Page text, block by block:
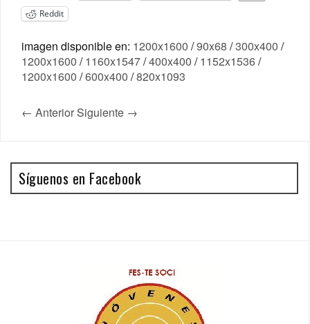
Reddit
imagen disponible en: 1200x1600 /90x68 /300x400 /
1200x1600 /1160x1547/400x400 /1152x1536/
1200x1600 /600x400 /820x1093
← Anterior Siguiente →
Síguenos en Facebook